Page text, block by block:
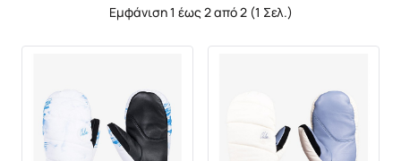
Εμφάνιση 1 έως 2 από 2 (1 Σελ.)